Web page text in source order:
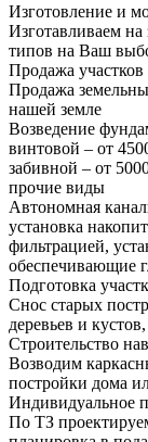
Изготовление и
Изготавливаем
типов на Ваш
Продажа участков
Продажа
нашей земле
Возведение
винтовой – от
забивной – от
прочие виды
Автономная
установка
фильтрацией,
обеспечивающие
Подготовка
Снос старых
деревьев и
Строительство
Возводим
постройки дома
Индивидуальное
По ТЗ